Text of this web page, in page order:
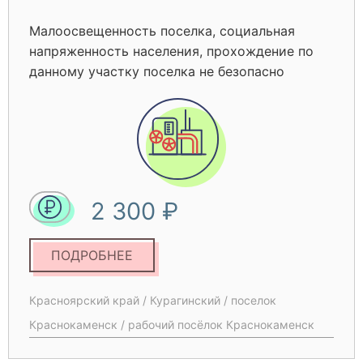
Малоосвещенность поселка, социальная
напряженность населения, прохождение по
данному участку поселка не безопасно
2 300 ₽
ПОДРОБНЕЕ
Красноярский край / Курагинский / поселок
Краснокаменск / рабочий посёлок Краснокаменск